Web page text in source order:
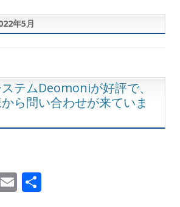
年5月
テムDeomoniが好評で、
ら問い合わせが来ていま
E